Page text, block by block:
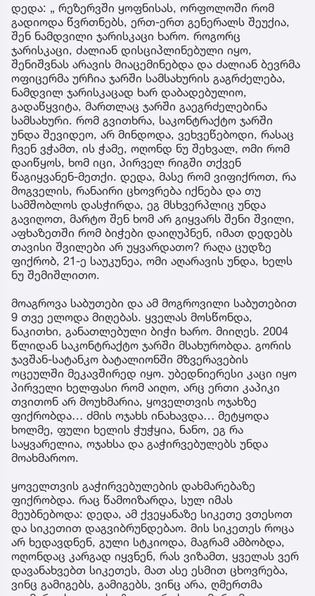
დედა: „ რეზერვში ყოფნისას, ორფოლოში რომ
გადიოდა წვრთნებს, ერთ-ერთ გენერალს შეუქია,
შენ ნამდვილი ჯარისკაცი ხარო. როგორც
ჯარისკაცი, ძალიან დისციპლინებული იყო,
შენიშვნას არავის მიაცემინებდა და ძალიან ბევრმა
ოფიცერმა ურჩია ჯარში სამსახურის გაგრძელება,
ნამდვილ ჯარისკაცად ხარ დაბადებულიო,
გადაწყვიტა, მართლაც ჯარში გაეგრძელებინა
სამსახური. რომ გვითხრა, საკონტრაქტო ჯარში
უნდა შევიდეო, არ მინდოდა, ვეხვეწებოდი, რასაც
ჩვენ ვჭამთ, ის ჭამე, ოღონდ ნუ შეხვალ, ომი რომ
დაიწყოს, ხომ იცი, პირველ რიგში თქვენ
წაგიყვანენ-მეთქი. დედა, მასე რომ ვიფიქროთ, რა
მოგველის, რანაირი ცხოვრება იქნება და თუ
სამშობლოს დასჭირდა, ეგ მსხვერპლიც უნდა
გავიღოთ, მარტო შენ ხომ არ გიყვარს შენი შვილი,
აფხაზეთში რომ ბიჭები დაიღუპნენ, იმათ დედებს
თავისი შვილები არ უყვარდათო? რაღა ცუდზე
ფიქრობ, 21-ე საუკუნეა, ომი აღარავის უნდა, ხელს
ნუ შემიშლითო.
მოაგროვა საბუთები და ამ მოგროვილი საბუთებით
9 თვე ელოდა მიღებას. ყველას მოსწონდა,
ნაკითხი, განათლებული ბიჭი ხარო. მიიღეს. 2004
წლიდან საკონტრაქტო ჯარში მსახურობდა. გორის
ჯავშან-სატანკო ბატალიონში მზვერავების
ოცეულში მეკავშირედ იყო. უბედნიერესი კაცი იყო
პირველი ხელფასი რომ აიღო, არც ერთი კაპიკი
თვითონ არ მოუხმარია, ყოველთვის ოჯახზე
ფიქრობდა… ძმის ოჯახს ინახავდა… მეტყოდა
ხოლმე, ფული ხელის ჭუჭყია, ნანო, ეგ რა
საყვარელია, ოჯახსა და გაჭირვებულებს უნდა
მოახმაროო.
ყოველთვის გაჭირვებულების დახმარებაზე
ფიქრობდა. რაც წამოიზარდა, სულ იმას
მეუბნებოდა: დედა, ამ ქვეყანაზე სიკეთე ვთესოთ
და სიკეთით დაგვიბრუნდებაო. მის სიკეთეს როცა
არ ხედავდნენ, გული სტკიოდა, მაგრამ ამბობდა,
ოღონდაც კარგად იყვნენ, რას ვიზამთ, ყველას ვერ
დავანახვებთ სიკეთეს, მათ ასე ესმით ცხოვრება,
ვინც გამიგებს, გამიგებს, ვინც არა, ღმერთმა